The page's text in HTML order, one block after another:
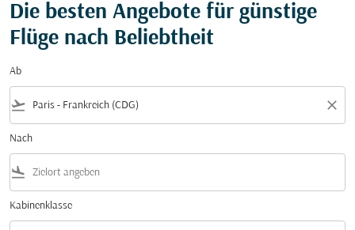
Die besten Angebote für günstige
Flüge nach Beliebtheit
Ab
flight_takeoff close
Nach
flight_land
Kabinenklasse